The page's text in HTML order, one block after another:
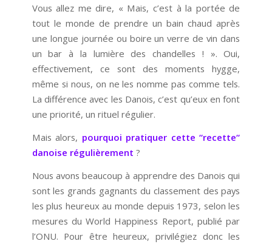
Vous allez me dire, « Mais, c’est à la portée de
tout le monde de prendre un bain chaud après
une longue journée ou boire un verre de vin dans
un bar à la lumière des chandelles ! ». Oui,
effectivement, ce sont des moments hygge,
même si nous, on ne les nomme pas comme tels.
La différence avec les Danois, c’est qu’eux en font
une priorité, un rituel régulier.
Mais alors, pourquoi pratiquer cette “recette“
danoise régulièrement ?
Nous avons beaucoup à apprendre des Danois qui
sont les grands gagnants du classement des pays
les plus heureux au monde depuis 1973, selon les
mesures du World Happiness Report, publié par
l’ONU. Pour être heureux, privilégiez donc les